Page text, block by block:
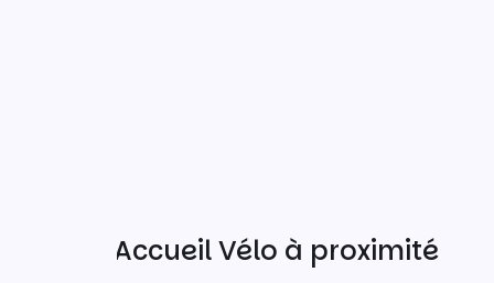
Autres Accueil Vélo à proximité